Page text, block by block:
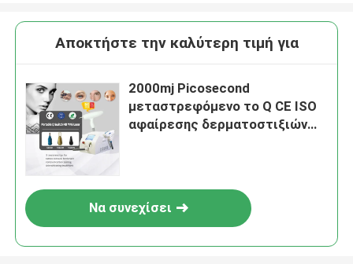
Αποκτήστε την καλύτερη τιμή για
2000mj Picosecond
μεταστρεφόμενο το Q CE ISO
αφαίρεσης δερματοστιξιών
Να συνεχίσει